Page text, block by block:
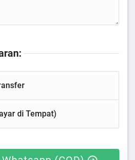
di Tempat)